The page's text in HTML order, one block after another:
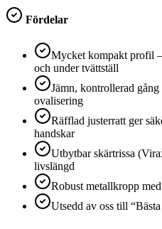
Fördelar
Mycket kompakt profil
och under tvättställ
Jämn, kontrollerad
ovalisering
Räfflad justerratt ger
handskar
Utbytbar skärtrissa
livslängd
Robust metallkropp
Utsedd av oss till